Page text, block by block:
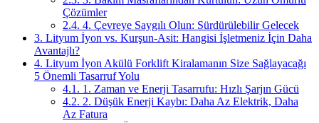
Çözümler
2.4. 4. Çevreye Saygılı Olun: Sürdürülebilir Gelecek
3. Lityum İyon vs. Kurşun-Asit: Hangisi İşletmeniz İçin Daha
Avantajlı?
4. Lityum İyon Akülü Forklift Kiralamanın Size Sağlayacağı
5 Önemli Tasarruf Yolu
4.1. 1. Zaman ve Enerji Tasarrufu: Hızlı Şarjın Gücü
4.2. 2. Düşük Enerji Kaybı: Daha Az Elektrik, Daha
Az Fatura